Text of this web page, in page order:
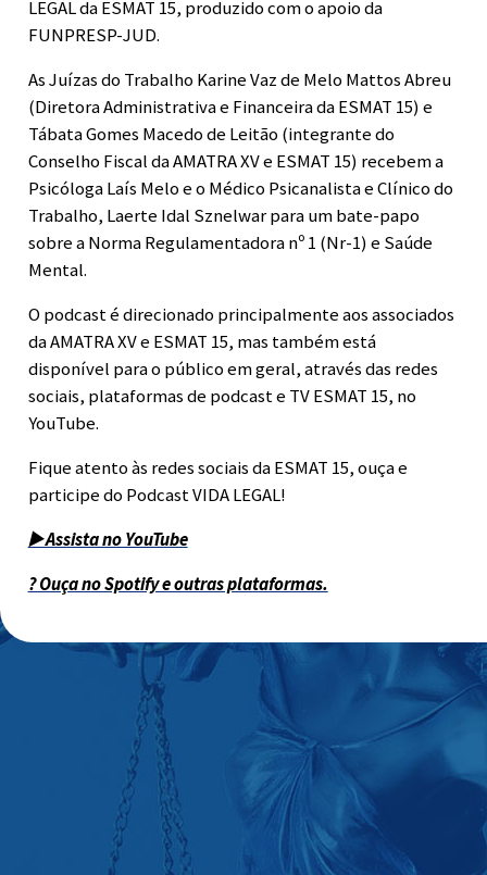
LEGAL da ESMAT 15, produzido com o apoio da
FUNPRESP-JUD.
As Juízas do Trabalho Karine Vaz de Melo Mattos Abreu
(Diretora Administrativa e Financeira da ESMAT 15) e
Tábata Gomes Macedo de Leitão (integrante do
Conselho Fiscal da AMATRA XV e ESMAT 15) recebem a
Psicóloga Laís Melo e o Médico Psicanalista e Clínico do
Trabalho, Laerte Idal Sznelwar para um bate-papo
sobre a Norma Regulamentadora nº 1 (Nr-1) e Saúde
Mental.
O podcast é direcionado principalmente aos associados
da AMATRA XV e ESMAT 15, mas também está
disponível para o público em geral, através das redes
sociais, plataformas de podcast e TV ESMAT 15, no
YouTube.
Fique atento às redes sociais da ESMAT 15, ouça e
participe do Podcast VIDA LEGAL!
▶️ Assista no YouTube
? Ouça no Spotify e outras plataformas.